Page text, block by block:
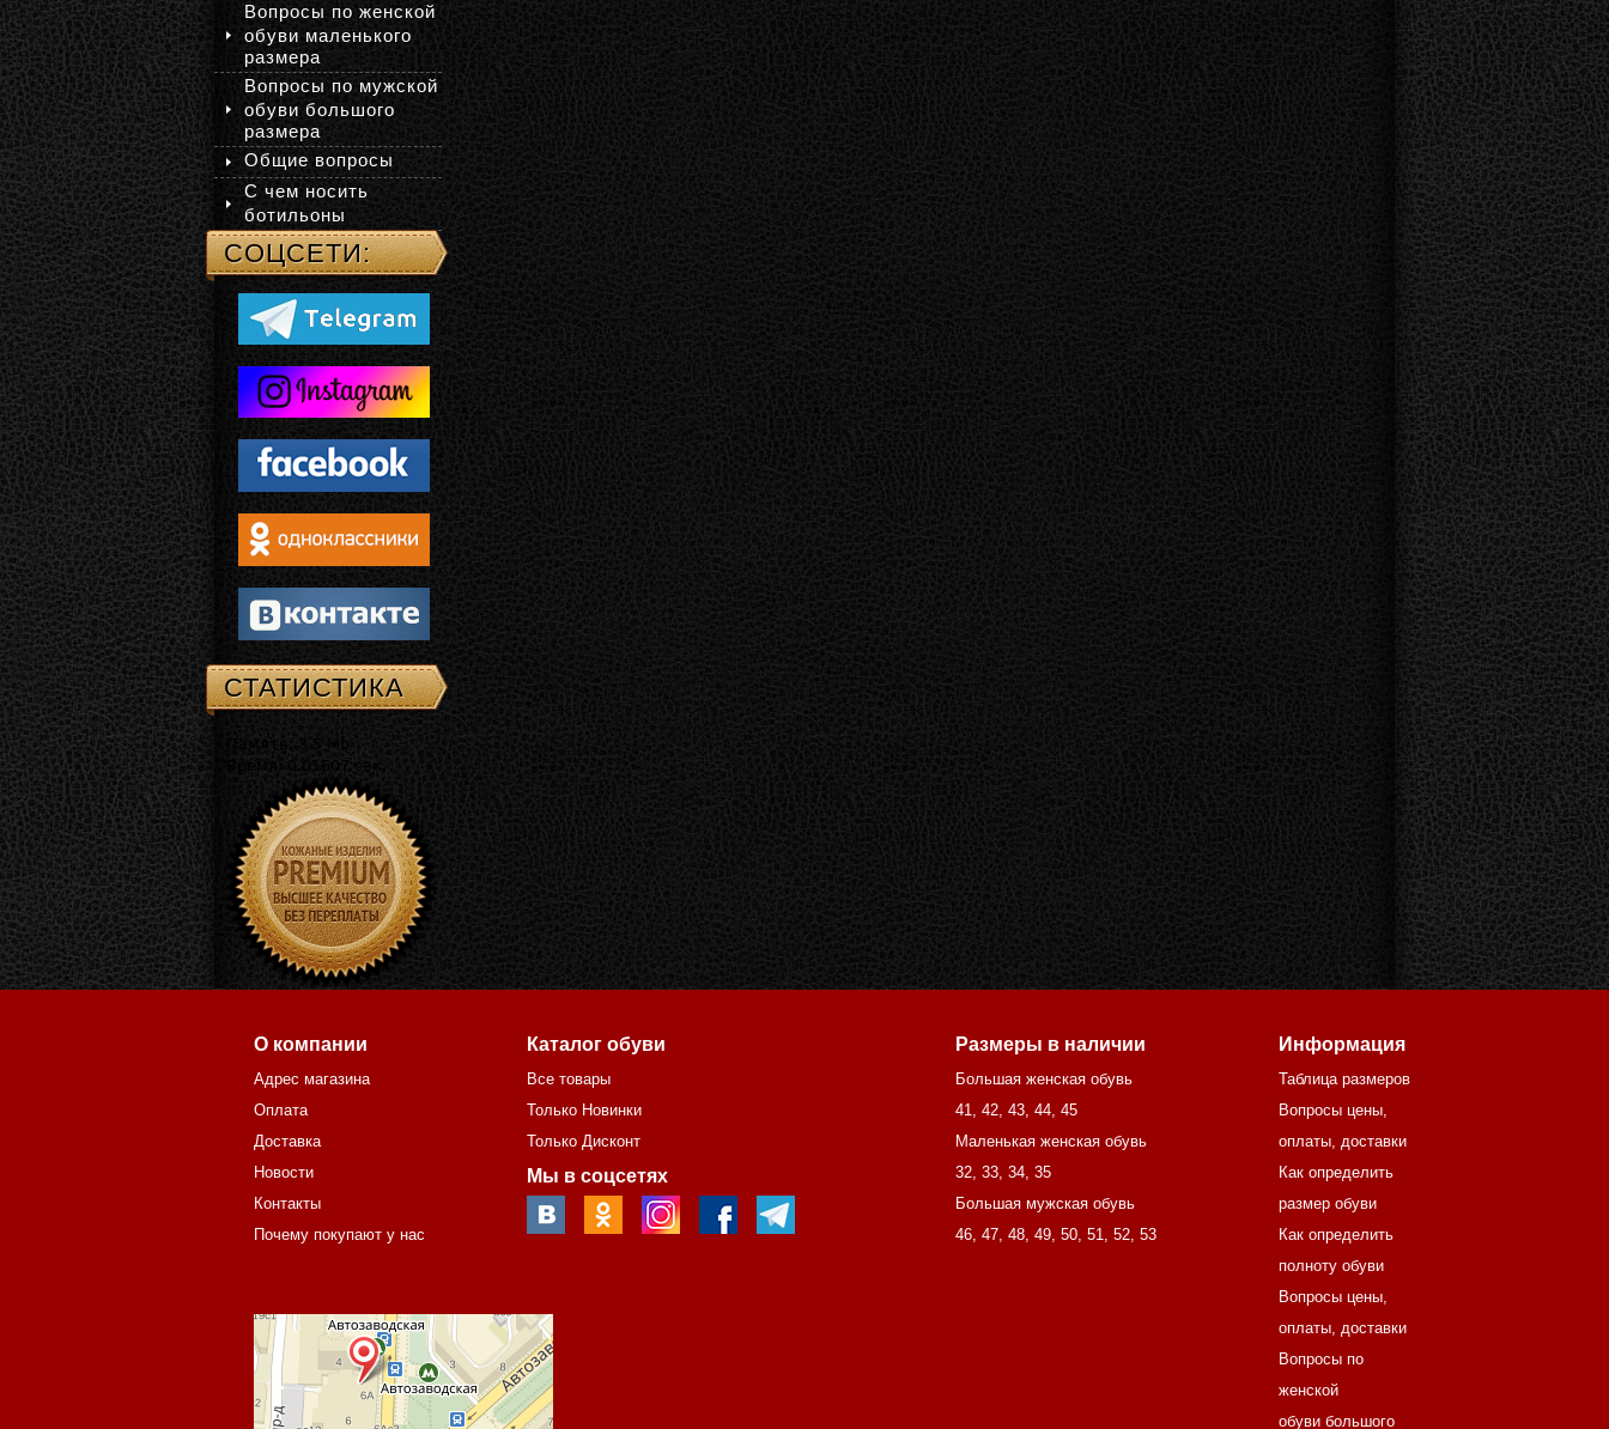
Вопросы по женской
обуви маленького
размера
Вопросы по мужской
обуви большого
размера
Общие вопросы
С чем носить
ботильоны
СОЦСЕТИ:
СТАТИСТИКА
Память: 3.5 Mb
Время: 0.01607 сек.
О компании
Адрес магазина
Оплата
Доставка
Новости
Контакты
Почему покупают у нас
Каталог обуви
Все товары
Только Новинки
Только Дисконт
Мы в соцсетях
Размеры в наличии
Большая женская обувь
41, 42, 43, 44, 45
Маленькая женская обувь
32, 33, 34, 35
Большая мужская обувь
46, 47, 48, 49, 50, 51, 52, 53
Информация
Таблица размеров
Вопросы цены,
оплаты, доставки
Как определить
размер обуви
Как определить
полноту обуви
Вопросы цены,
оплаты, доставки
Вопросы по
женской
обуви большого